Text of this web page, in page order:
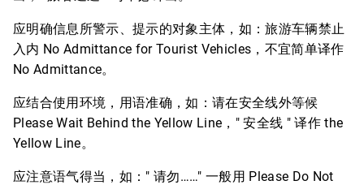
应明确信息所警示、提示的对象主体，如：旅游车辆禁止
入内 No Admittance for Tourist Vehicles，不宜简单译作
No Admittance。
应结合使用环境，用语准确，如：请在安全线外等候
Please Wait Behind the Yellow Line，" 安全线 " 译作 the
Yellow Line。
应注意语气得当，如：" 请勿……" 一般用 Please Do Not